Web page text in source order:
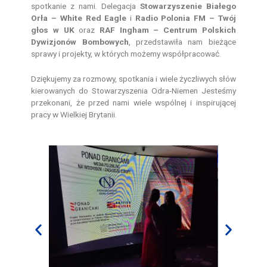
spotkanie z nami. Delegacja Stowarzyszenie Białego
Orła – White Red Eagle i Radio Polonia FM – Twój
głos w UKoraz RAF Ingham – Centrum Polskich
Dywizjonów Bombowych, przedstawiła nam bieżące
sprawy i projekty, w których możemy współpracować.
Dziękujemy za rozmowy, spotkania i wiele życzliwych słów
kierowanych do Stowarzyszenia Odra-Niemen Jesteśmy
przekonani, że przed nami wiele wspólnej i inspirującej
pracy w Wielkiej Brytanii.